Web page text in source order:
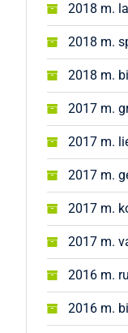
2018 m.
2018 m.
2018 m.
2017 m.
2017 m.
2017 m.
2017 m.
2017 m.
2016 m.
2016 m.